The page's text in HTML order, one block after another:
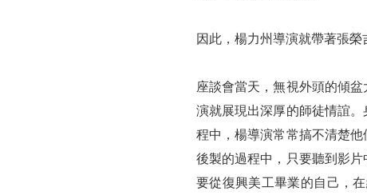
因此，楊力州導演就帶著張榮
座談會當天，無視外頭的傾
演就展現出深厚的師徒情誼
程中，楊導演常常搞不清楚
後製的過程中，只要聽到影
要從復興美工畢業的自己，